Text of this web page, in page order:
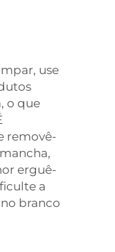
use
o que
removê-
erguê-
a
branco